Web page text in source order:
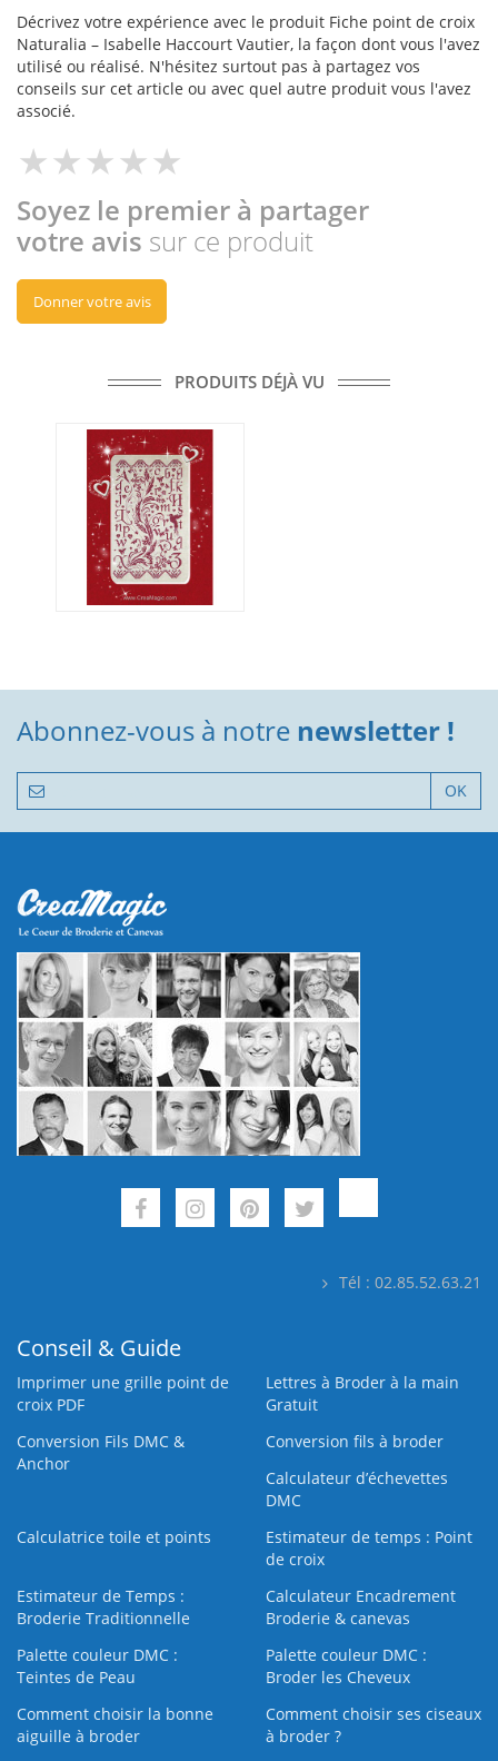
Décrivez votre expérience avec le produit Fiche point de croix
Naturalia – Isabelle Haccourt Vautier, la façon dont vous l'avez
utilisé ou réalisé. N'hésitez surtout pas à partagez vos
conseils sur cet article ou avec quel autre produit vous l'avez
associé.
Soyez le premier à partager
votre avis sur ce produit
Donner votre avis
PRODUITS DÉJÀ VU
Abonnez-vous à notre newsletter !
OK
Tél : 02.85.52.63.21
Conseil & Guide
Imprimer une grille point de
croix PDF
Lettres à Broder à la main
Gratuit
Conversion Fils DMC &
Anchor
Conversion fils à broder
Calculateur d’échevettes
DMC
Calculatrice toile et points
Estimateur de temps : Point
de croix
Estimateur de Temps :
Broderie Traditionnelle
Calculateur Encadrement
Broderie & canevas
Palette couleur DMC :
Teintes de Peau
Palette couleur DMC :
Broder les Cheveux
Comment choisir la bonne
aiguille à broder
Comment choisir ses ciseaux
à broder ?